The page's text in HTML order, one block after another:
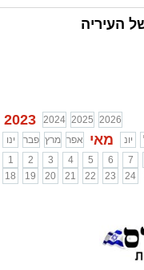
העיריה
2023 2024 2025 2026
ינו
פבר מרץ אפר מאי יונ
1
2 3 4 5 6 7
18
19 20 21 22 23 24